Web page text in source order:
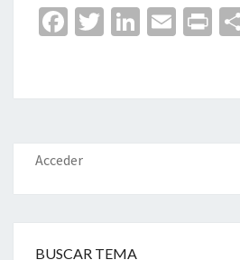
Fa
o
o
k
T
er
Li
dI
n
E
l
Pr
Acceder
BUSCAR TEMA